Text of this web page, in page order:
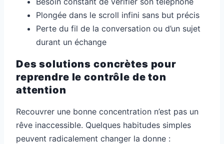
Plongée dans le scroll infini sans but précis
Perte du fil de la conversation ou d’un sujet
durant un échange
Des solutions concrètes pour
reprendre le contrôle de ton
attention
Recouvrer une bonne concentration n’est pas un
rêve inaccessible. Quelques habitudes simples
peuvent radicalement changer la donne :